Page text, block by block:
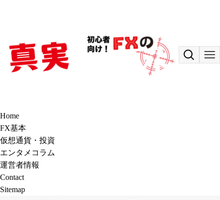
Home
FX基本
仮想通貨・投資
エンタメコラム
運営者情報
Contact
Sitemap